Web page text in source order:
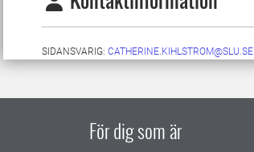
SIDANSVARIG: CATHERINE.KIHLSTROM@SLU.SE
För dig som är